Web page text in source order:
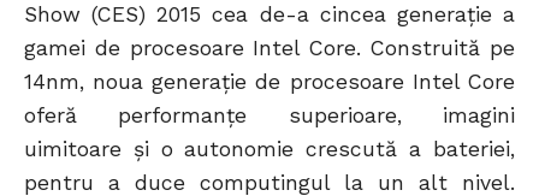
Show (CES) 2015 cea de-a cincea generație a
gamei de procesoare Intel Core. Construită pe
14nm, noua generație de procesoare Intel Core
oferă performanțe superioare, imagini
uimitoare și o autonomie crescută a bateriei,
pentru a duce computingul la un alt nivel.